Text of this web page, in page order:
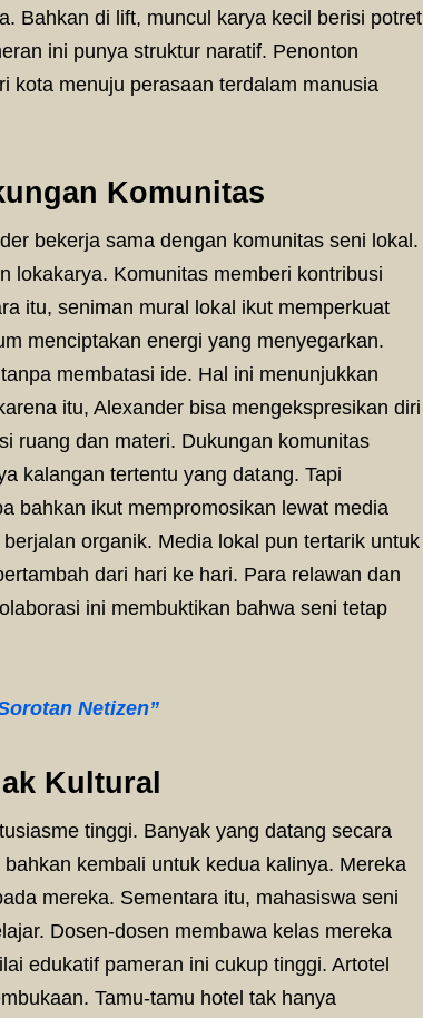
Bahkan di lift, muncul karya kecil berisi potret
ini punya struktur naratif. Penonton
kota menuju perasaan terdalam manusia
Komunitas
bekerja sama dengan komunitas seni lokal.
lokakarya. Komunitas memberi kontribusi
itu, seniman mural lokal ikut memperkuat
menciptakan energi yang menyegarkan.
membatasi ide. Hal ini menunjukkan
itu, Alexander bisa mengekspresikan diri
ruang dan materi. Dukungan komunitas
kalangan tertentu yang datang. Tapi
bahkan ikut mempromosikan lewat media
organik. Media lokal pun tertarik untuk
dari hari ke hari. Para relawan dan
ini membuktikan bahwa seni tetap
Netizen”
Kultural
tinggi. Banyak yang datang secara
kembali untuk kedua kalinya. Mereka
mereka. Sementara itu, mahasiswa seni
Dosen-dosen membawa kelas mereka
edukatif pameran ini cukup tinggi. Artotel
Tamu-tamu hotel tak hanya